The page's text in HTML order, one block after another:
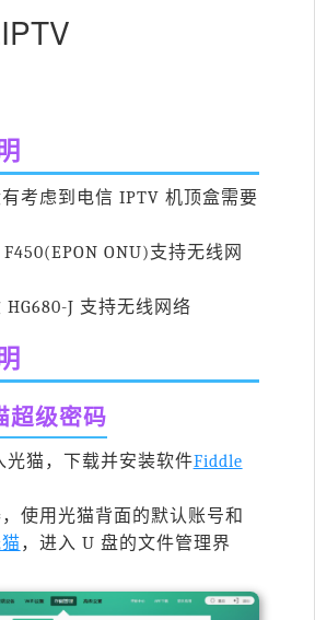
考虑到电信 IPTV 机顶盒需要
ONU)支持无线网
HG680-J 支持无线网络
超级密码
光猫，下载并安装软件Fiddle
使用光猫背面的默认账号和
，进入 U 盘的文件管理界